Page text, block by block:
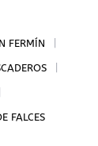
FERMÍN
FALCES